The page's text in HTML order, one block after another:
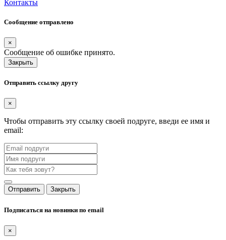
Контакты
Сообщение отправлено
×
Сообщение об ошибке принято.
Закрыть
Отправить ссылку другу
×
Чтобы отправить эту ссылку своей подруге, введи ее имя и
email:
Отправить Закрыть
Подписаться на новинки по email
×